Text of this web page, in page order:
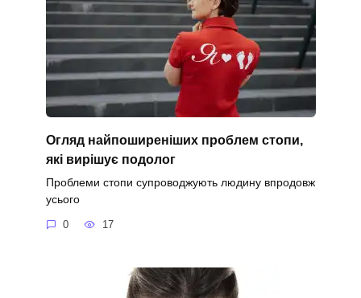
Огляд найпоширеніших проблем стопи,
які вирішує подолог
Проблеми стопи супроводжують людину впродовж
усього
0 17